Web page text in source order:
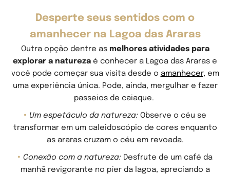
Desperte seus sentidos com o
amanhecer na Lagoa das Araras
Outra opção dentre as melhores atividades para
explorar a natureza é conhecer a Lagoa das Araras e
você pode começar sua visita desde o amanhecer, em
uma experiência única. Pode, ainda, mergulhar e fazer
passeios de caiaque.
Um espetáculo da natureza: Observe o céu se
transformar em um caleidoscópio de cores enquanto
as araras cruzam o céu em revoada.
Conexão com a natureza: Desfrute de um café da
manhã revigorante no píer da lagoa, apreciando a